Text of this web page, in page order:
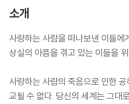
소개
사랑하는 사람을 떠나보낸 이들에
상실의 아픔을 겪고 있는 이들을
사랑하는 사람의 죽음으로 인한
교될 수 없다. 당신의 세계는 그대